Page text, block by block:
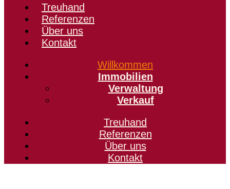
Treuhand
Referenzen
Über uns
Kontakt
Willkommen
Immobilien
Verwaltung
Verkauf
Treuhand
Referenzen
Über uns
Kontakt